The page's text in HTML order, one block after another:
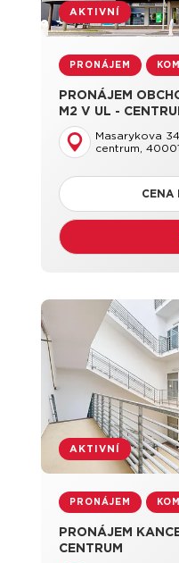
AKTIVNÍ
PRONÁJEM
PRONÁJEM
M2 V UL -
PARKOVÁNÍ
Masarykova
centrum,
CENA
AKTIVNÍ
PRONÁJEM
PRONÁJEM
CENTRUM